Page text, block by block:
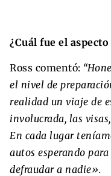
¿Cuál fue el
Ross comentó:
el nivel de
realidad un viaje de
involucrada, las
En cada lugar
autos esperando
defraudar a nadie».